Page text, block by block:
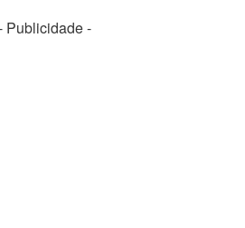
Publicidade -